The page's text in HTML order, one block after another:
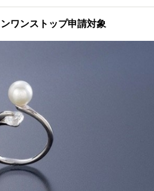
ワンストップ申請対象